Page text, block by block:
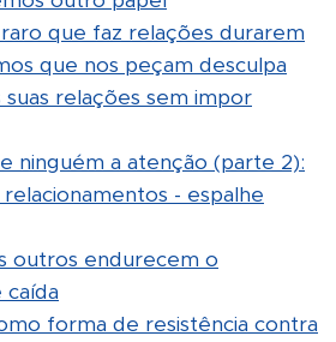
que faz relações durarem
que nos peçam desculpa
relações sem impor
ninguém a atenção (parte 2):
- espalhe
outros endurecem o
forma de resistência contra